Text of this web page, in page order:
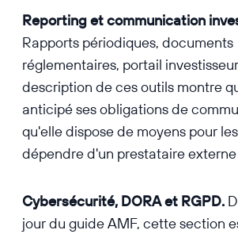
Reporting et communication
Rapports périodiques, documents
réglementaires, portail
description de ces outils montre
anticipé ses obligations de
qu'elle dispose de moyens pour
dépendre d'un prestataire
Cybersécurité, DORA et RGPD.
jour du guide AMF, cette section